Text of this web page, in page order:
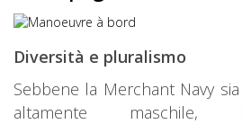
Diversità e pluralismo
Sebbene la Merchant Navy
altamente maschile,